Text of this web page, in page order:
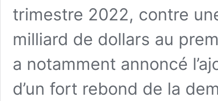
trimestre 2022, contre
milliard de dollars au
a notamment annoncé
d’un fort rebond de la